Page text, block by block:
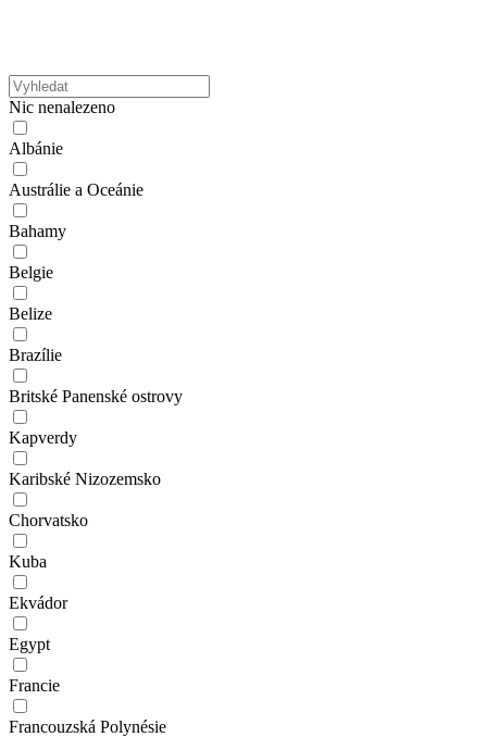
Nic nenalezeno
Albánie
Austrálie a Oceánie
Bahamy
Belgie
Belize
Brazílie
Britské Panenské ostrovy
Kapverdy
Karibské Nizozemsko
Chorvatsko
Kuba
Ekvádor
Egypt
Francie
Francouzská Polynésie